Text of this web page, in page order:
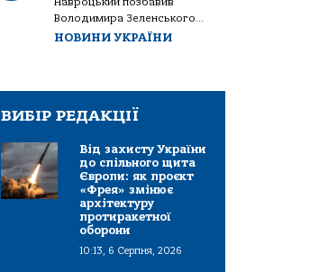
Володимира Зеленського...
НОВИНИ УКРАЇНИ
ВИБІР РЕДАКЦІЇ
Від захисту України
до спільного щита
Європи: як проєкт
«Фрея» змінює
архітектуру
протиракетної
оборони
10:13, 6 Серпня, 2026